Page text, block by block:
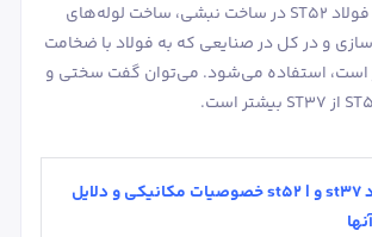
ورق تولید شده از فولاد ST52 در ساخت نبشی، ساخت لوله‌های
و در کل در صنایعی که به فولاد با ضخامت
است، استفاده می‌شود. می‌توان گفت سختی و
فولاد st37 و | st52 خصوصیات مکانیکی و دلایل